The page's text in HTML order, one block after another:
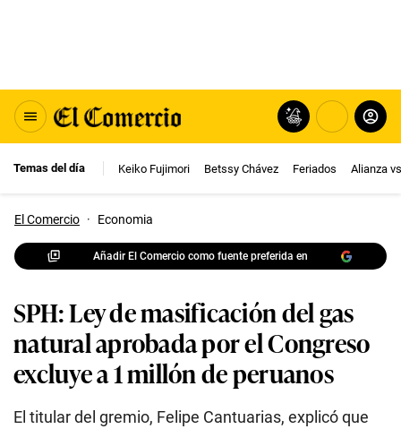
Temas del día Keiko Fujimori Betssy Chávez Feriados Alianza
El Comercio · Economia
Añadir El Comercio como fuente preferida en
SPH: Ley de masificación del gas
natural aprobada por el Congreso
excluye a 1 millón de peruanos
El titular del gremio, Felipe Cantuarias, explicó que